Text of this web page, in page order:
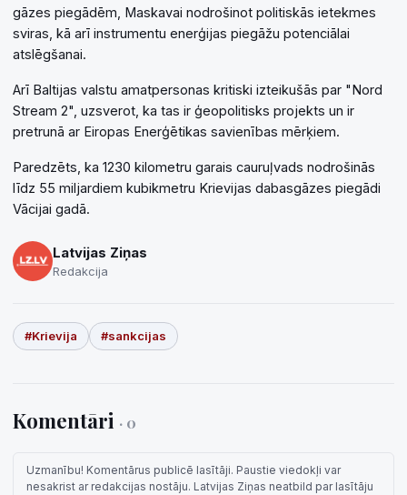
gāzes piegādēm, Maskavai nodrošinot politiskās ietekmes
sviras, kā arī instrumentu enerģijas piegāžu potenciālai
atslēgšanai.
Arī Baltijas valstu amatpersonas kritiski izteikušās par "Nord
Stream 2", uzsverot, ka tas ir ģeopolitisks projekts un ir
pretrunā ar Eiropas Enerģētikas savienības mērķiem.
Paredzēts, ka 1230 kilometru garais cauruļvads nodrošinās
līdz 55 miljardiem kubikmetru Krievijas dabasgāzes piegādi
Vācijai gadā.
Latvijas Ziņas
Redakcija
#Krievija #sankcijas
Komentāri · 0
Uzmanību! Komentārus publicē lasītāji. Paustie viedokļi var
nesakrist ar redakcijas nostāju. Latvijas Ziņas neatbild par lasītāju